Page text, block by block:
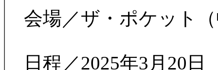
会場／ザ・ポケット
日程／2025年3月20日